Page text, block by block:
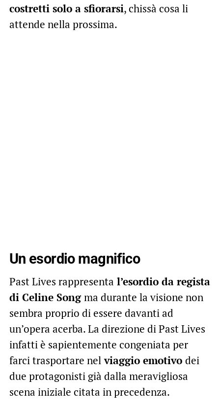
costretti solo a sfiorarsi, chissà cosa li
attende nella prossima.
Un esordio magnifico
Past Lives rappresenta l’esordio da regista
di Celine Songma durante la visione non
sembra proprio di essere davanti ad
un’opera acerba. La direzione di Past Lives
infatti è sapientemente congeniata per
farci trasportare nelviaggio emotivo dei
due protagonisti già dalla meravigliosa
scena iniziale citata in precedenza.